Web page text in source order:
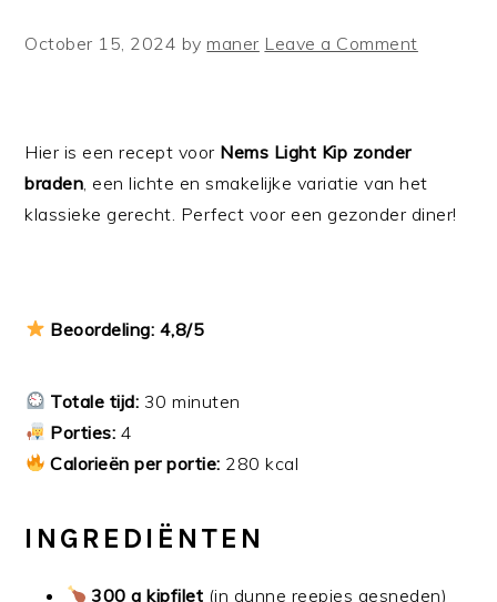
October 15, 2024 bymaner Leave a Comment
Hier is een recept voor Nems Light Kip zonder
braden , een lichte en smakelijke variatie van het
klassieke gerecht. Perfect voor een gezonder diner!
Beoordeling: 4,8/5
Totale tijd: 30 minuten
Porties: 4
Calorieën per portie: 280 kcal
INGREDIËNTEN
300 g kipfilet (in dunne reepjes gesneden)